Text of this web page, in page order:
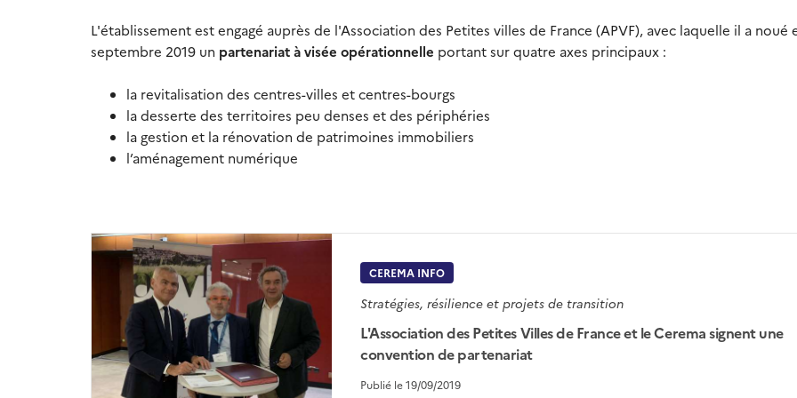
L'établissement est engagé auprès de l'Association des Petites villes de France (APVF), avec laquelle il a noué
septembre 2019 un partenariat à visée opérationnelle portant sur quatre axes principaux :
la revitalisation des centres-villes et centres-bourgs
la desserte des territoires peu denses et des périphéries
la gestion et la rénovation de patrimoines immobiliers
l’aménagement numérique
CEREMA INFO
Stratégies, résilience et projets de transition
L'Association des Petites Villes de France et le Cerema signent une
convention de partenariat
Publié le 19/09/2019